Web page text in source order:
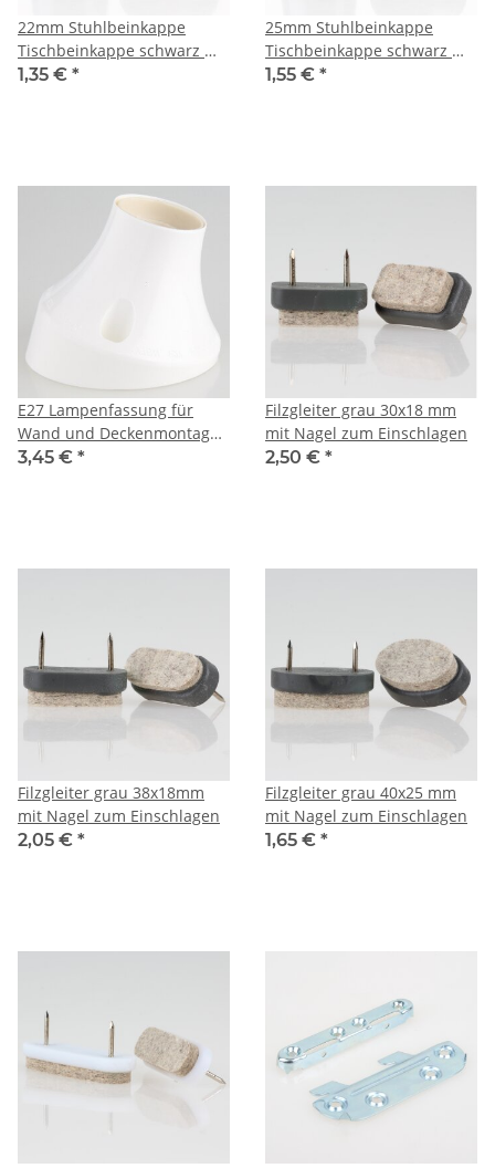
22mm Stuhlbeinkappe
Tischbeinkappe schwarz mit
Stahleinlage rund
1,35 € *
25mm Stuhlbeinkappe
Tischbeinkappe schwarz mit
Stahleinlage rund
1,55 € *
E27 Lampenfassung für
Wand und Deckenmontage
weiß Sockel schräge
3,45 € *
Filzgleiter grau 30x18 mm
mit Nagel zum Einschlagen
2,50 € *
Filzgleiter grau 38x18mm
mit Nagel zum Einschlagen
2,05 € *
Filzgleiter grau 40x25 mm
mit Nagel zum Einschlagen
1,65 € *